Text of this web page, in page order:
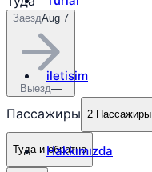
iletisim
Hakkımızda
ЗаездAug 7
Выезд—
Пассажиры 2 Пассажиры
Туда и обратно